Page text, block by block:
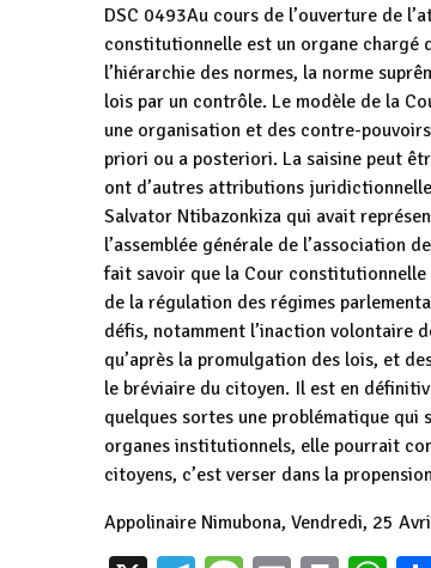
DSC 0493Au cours de l’ouverture de
constitutionnelle est un organe chargé
l’hiérarchie des normes, la norme
lois par un contrôle. Le modèle de la
une organisation et des contre-
priori ou a posteriori. La saisine peut
ont d’autres attributions
Salvator Ntibazonkiza qui avait
l’assemblée générale de l’association
fait savoir que la Cour constitutionnelle
de la régulation des régimes
défis, notamment l’inaction volontaire
qu’après la promulgation des lois, et
le bréviaire du citoyen. Il est en
quelques sortes une problématique
organes institutionnels, elle pourrait
citoyens, c’est verser dans la
Appolinaire Nimubona, Vendredi, 25
Atelier de
RGPHAE: les